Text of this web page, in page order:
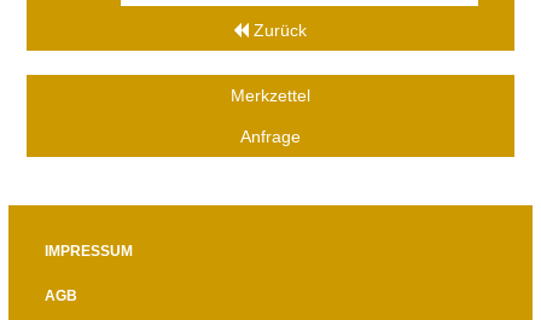
Zurück
Merkzettel
Anfrage
IMPRESSUM
AGB